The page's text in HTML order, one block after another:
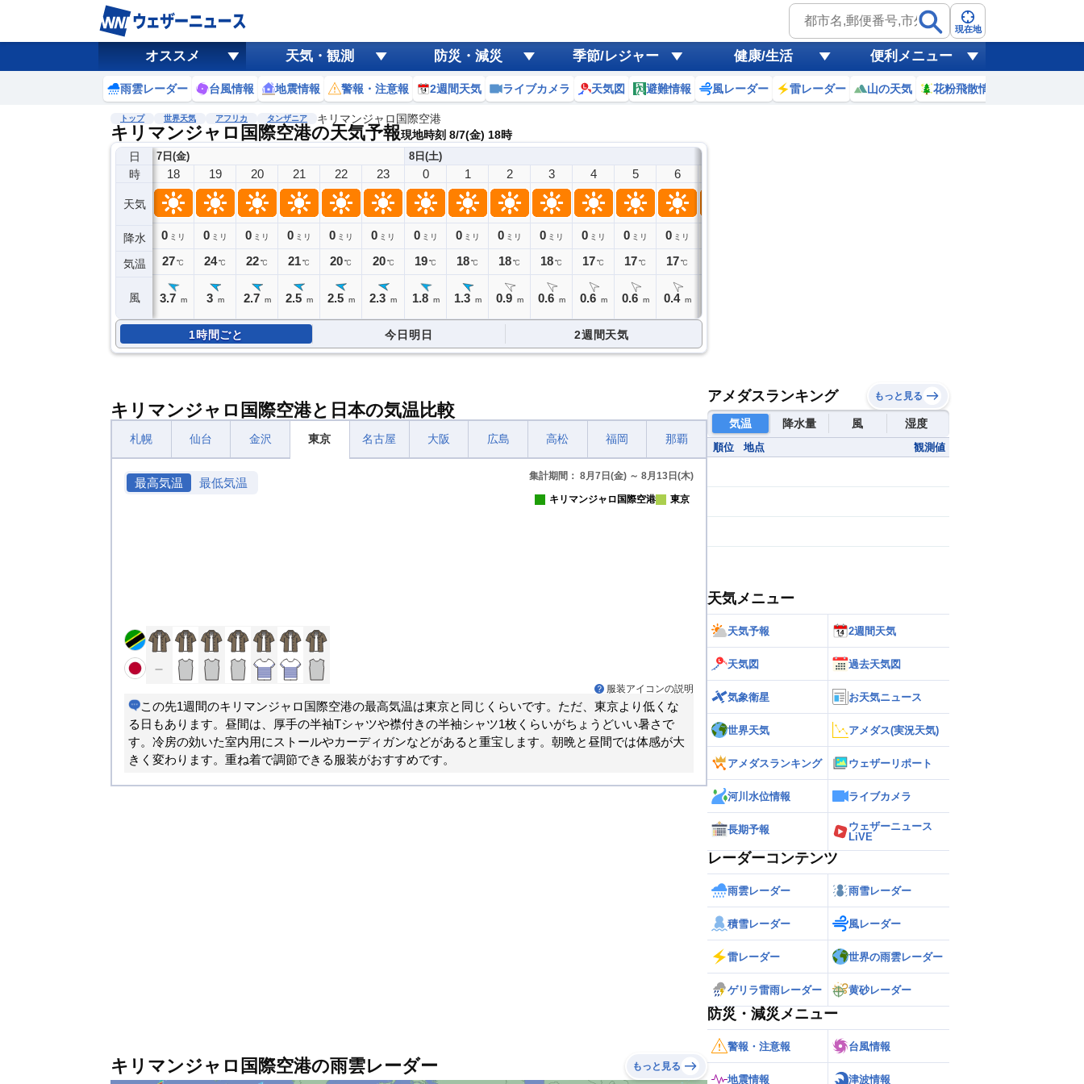
現在地
オススメ 天気・観測 防災・減災 季節/レジャー 健康/生活 便利メニュー
雨雲レーダー 台風情報 地震情報 警報・注意報 2週間天気 ライブカメラ 天気図 避難情報 風レーダー 雷レーダー 山の天気 花粉飛散情報
トップ 世界天気 アフリカ タンザニア キリマンジャロ国際空港
キリマンジャロ国際空港の天気予報現地時刻 8/7(金) 18時
日
時
天気
降水
気温
風
7日(金)
18
0 ミリ
27℃
3.7 m
19
0 ミリ
24℃
3 m
20
0 ミリ
22℃
2.7 m
21
0 ミリ
21℃
2.5 m
22
0 ミリ
20℃
2.5 m
23
0 ミリ
20 ℃
2.3 m
8日(土)
0
0 ミリ
19℃
1.8 m
1
0 ミリ
18℃
1.3 m
2
0 ミリ
18℃
0.9 m
3
0 ミリ
18℃
0.6 m
4
0 ミリ
17℃
0.6 m
5
0 ミリ
17℃
0.6 m
6
0 ミリ
17℃
0.4 m
1時間ごと 今日明日 2週間天気
キリマンジャロ国際空港と日本の気温比較
札幌 仙台 金沢 東京 名古屋 大阪 広島 高松 福岡 那覇
最高気温 最低気温
集計期間： 8月7日(金) ～ 8月13日(木)
キリマンジャロ国際空港 東京
服装アイコンの説明
この先1週間のキリマンジャロ国際空港の最高気温は東京と同じくらいです。ただ、東京より低くな
る日もあります。昼間は、厚手の半袖Tシャツや襟付きの半袖シャツ1枚くらいがちょうどいい暑さで
す。冷房の効いた室内用にストールやカーディガンなどがあると重宝します。朝晩と昼間では体感が大
きく変わります。重ね着で調節できる服装がおすすめです。
キリマンジャロ国際空港の雨雲レーダー もっと見る
アメダスランキング もっと見る
気温 降水量 風 湿度
順位 地点 観測値
天気メニュー
天気予報 2週間天気
天気図 過去天気図
気象衛星 お天気ニュース
世界天気 アメダス(実況天気)
アメダスランキング ウェザーリポート
河川水位情報 ライブカメラ
長期予報
ウェザーニュース
LiVE
レーダーコンテンツ
雨雲レーダー 雨雪レーダー
積雪レーダー 風レーダー
雷レーダー 世界の雨雲レーダー
ゲリラ雷雨レーダー 黄砂レーダー
防災・減災メニュー
警報・注意報 台風情報
地震情報 津波情報